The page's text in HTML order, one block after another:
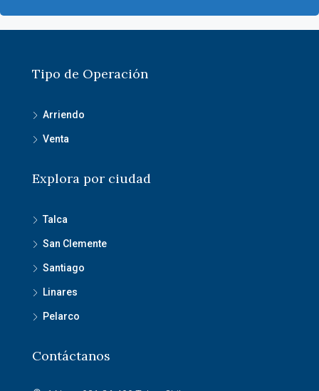
Tipo de Operación
Arriendo
Venta
Explora por ciudad
Talca
San Clemente
Santiago
Linares
Pelarco
Contáctanos